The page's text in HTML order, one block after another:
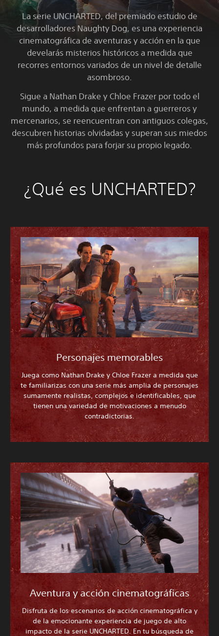
La serie UNCHARTED, del premiado estudio de
desarrolladores Naughty Dog, es una experiencia
cinematográfica de aventuras y acción en la que
develarás misterios históricos a medida que
recorres entornos variados de un nivel de detalle
asombroso.
Sigue a Nathan Drake y Chloe Frazer por todo el
mundo, a medida que enfrentan a guerreros y
mercenarios, se reencuentran con antiguos colegas,
descubren historias olvidadas y superan sus miedos
más profundos para forjar su propio legado.
¿Qué es UNCHARTED?
Personajes memorables
Juega como Nathan Drake y Chloe Frazer a medida que
te familiarizas con una serie más amplia de personajes
sumamente realistas, complejos e identificables, que
tienen una variedad de motivaciones a menudo
contradictorias.
Aventura y acción cinematográficas
Disfruta de los escenarios de acción cinematográfica y
de la emocionante experiencia de juego de alto
impacto de la serie UNCHARTED. En tu búsqueda de